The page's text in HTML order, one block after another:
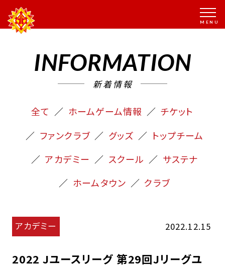
INFORMATION
新着情報
全て ホームゲーム情報
チケット
ファンクラブ
グッズ
トップチーム
アカデミー
スクール
サステナ
ホームタウン
クラブ
アカデミー 2022.12.15
2022 Jユースリーグ 第29回Jリーグユ